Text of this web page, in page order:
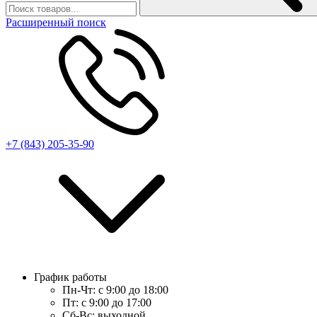
Расширенный поиск
+7 (843) 205-35-90
График работы
Пн-Чт: с 9:00 до 18:00
Пт: с 9:00 до 17:00